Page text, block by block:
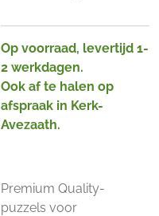
Op voorraad, levertijd 1-
2 werkdagen.
Ook af te halen op
afspraak in Kerk-
Avezaath.
Premium Quality-
puzzels voor